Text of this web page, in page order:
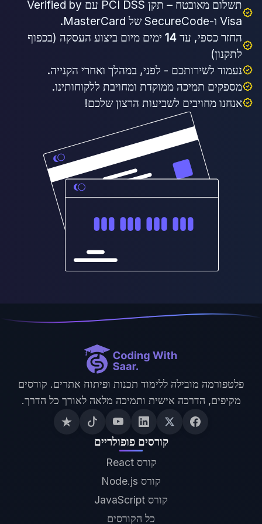
תשלום מאובטח – תקן PCI DSS עם Verified by
Visa ו-SecureCode של MasterCard.
החזר כספי, עד14 ימים מיום ביצוע העסקה (בכפוף
לתקנון)
נעמוד לשירותכם - לפני, במהלך ואחרי הקנייה.
מספקים תמיכה ממוקדת ומחויבת ללקוחותינו.
אנחנו מחויבים לשביעות הרצון שלכם!
פלטפורמה מובילה ללימוד תכנות ופיתוח אתרים. קורסים
מקיפים, הדרכה אישית ותמיכה מלאה לאורך כל הדרך.
קורסים פופולריים
קורס React
קורס Node.js
קורס JavaScript
כל הקורסים